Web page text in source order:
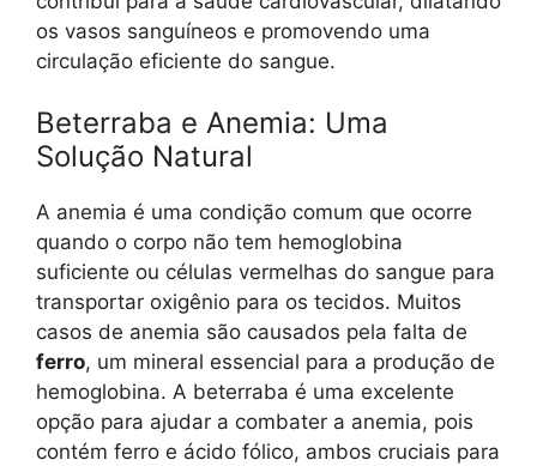
os vasos sanguíneos e promovendo uma
circulação eficiente do sangue.
Beterraba e Anemia: Uma
Solução Natural
A anemia é uma condição comum que ocorre
quando o corpo não tem hemoglobina
suficiente ou células vermelhas do sangue para
transportar oxigênio para os tecidos. Muitos
casos de anemia são causados pela falta de
ferro, um mineral essencial para a produção de
hemoglobina. A beterraba é uma excelente
opção para ajudar a combater a anemia, pois
contém ferro e ácido fólico, ambos cruciais para